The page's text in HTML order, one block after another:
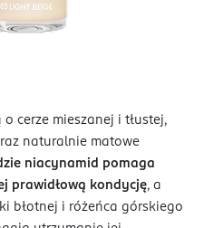
o cerze mieszanej i tłustej,
naturalnie matowe
niacynamid pomaga
prawidłową kondycję, a
błotnej i różeńca górskiego